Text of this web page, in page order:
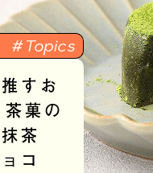
すお
菓の
茶
コ